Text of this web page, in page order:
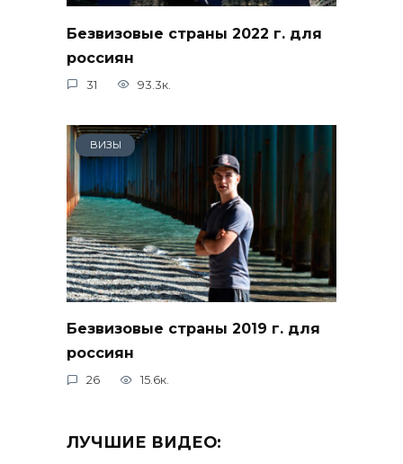
Безвизовые страны 2022 г. для
россиян
31 93.3к.
ВИЗЫ
Безвизовые страны 2019 г. для
россиян
26 15.6к.
ЛУЧШИЕ ВИДЕО: